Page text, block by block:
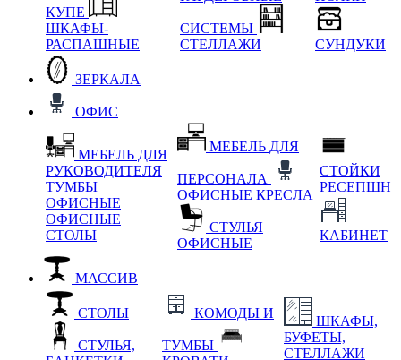
КУПЕ
ШКАФЫ-
РАСПАШНЫЕ
СИСТЕМЫ
СТЕЛЛАЖИ
СУНДУКИ
ЗЕРКАЛА
ОФИС
МЕБЕЛЬ ДЛЯ
РУКОВОДИТЕЛЯ
ТУМБЫ
ОФИСНЫЕ
ОФИСНЫЕ
СТОЛЫ
МЕБЕЛЬ ДЛЯ
ПЕРСОНАЛА
ОФИСНЫЕ КРЕСЛА
СТУЛЬЯ
ОФИСНЫЕ
СТОЙКИ
РЕСЕПШН
КАБИНЕТ
МАССИВ
СТОЛЫ
СТУЛЬЯ,
КОМОДЫ И
ТУМБЫ
ШКАФЫ,
БУФЕТЫ,
СТЕЛЛАЖИ